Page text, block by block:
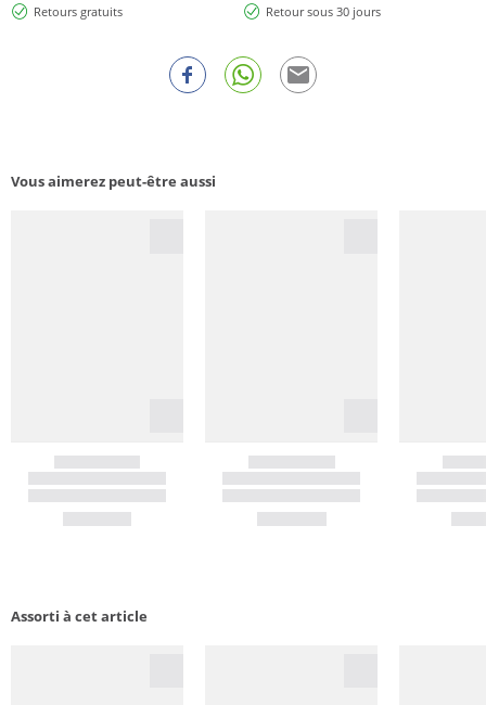
Retours gratuits
Retour sous 30 jours
Vous aimerez peut-être aussi
Assorti à cet article